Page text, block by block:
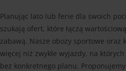
Planując lato lub ferie dla swoich
szukają ofert, które łączą
zabawą. Nasze obozy sportowe oraz
więcej niż zwykłe wyjazdy, na
bez konkretnego planu.